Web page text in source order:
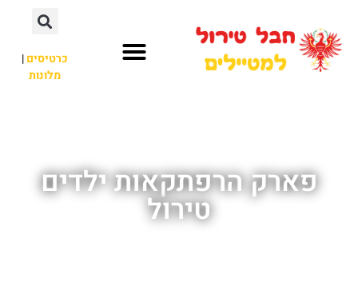
כרטיסים|
מלונות
פארק הרפתקאות ילדים
טירול